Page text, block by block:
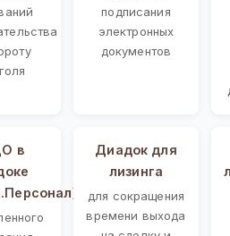
подписания
электронных
документов
в
Диадок для
лизинга
для сокращения
времени выхода